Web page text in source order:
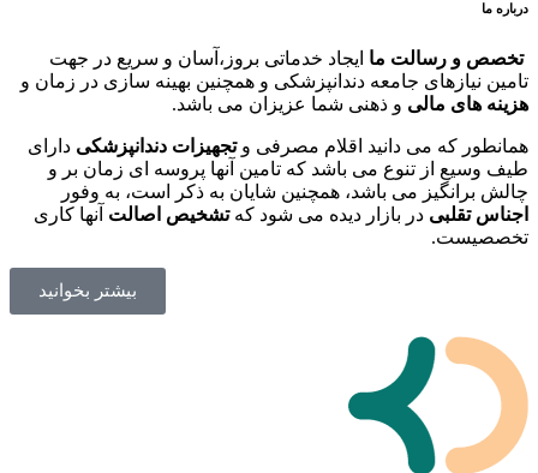
درباره ما
تخصص و رسالت ما ایجاد خدماتی بروز،آسان و سریع در جهت
تامین نیازهای جامعه دندانپزشکی و همچنین بهینه سازی در زمان و
هزینه های مالی و ذهنی شما عزیزان می باشد.
همانطور که می دانید اقلام مصرفی وتجهیزات دندانپزشکی دارای
طیف وسیع از تنوع می باشد که تامین آنها پروسه ای زمان بر و
چالش برانگیز می باشد، همچنین شایان به ذکر است، به وفور
اجناس تقلبی در بازار دیده می شود کهتشخیص اصالت آنها کاری
تخصصیست.
بیشتر بخوانید